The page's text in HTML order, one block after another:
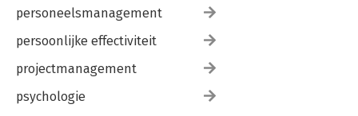
personeelsmanagement
persoonlijke effectiviteit
projectmanagement
psychologie